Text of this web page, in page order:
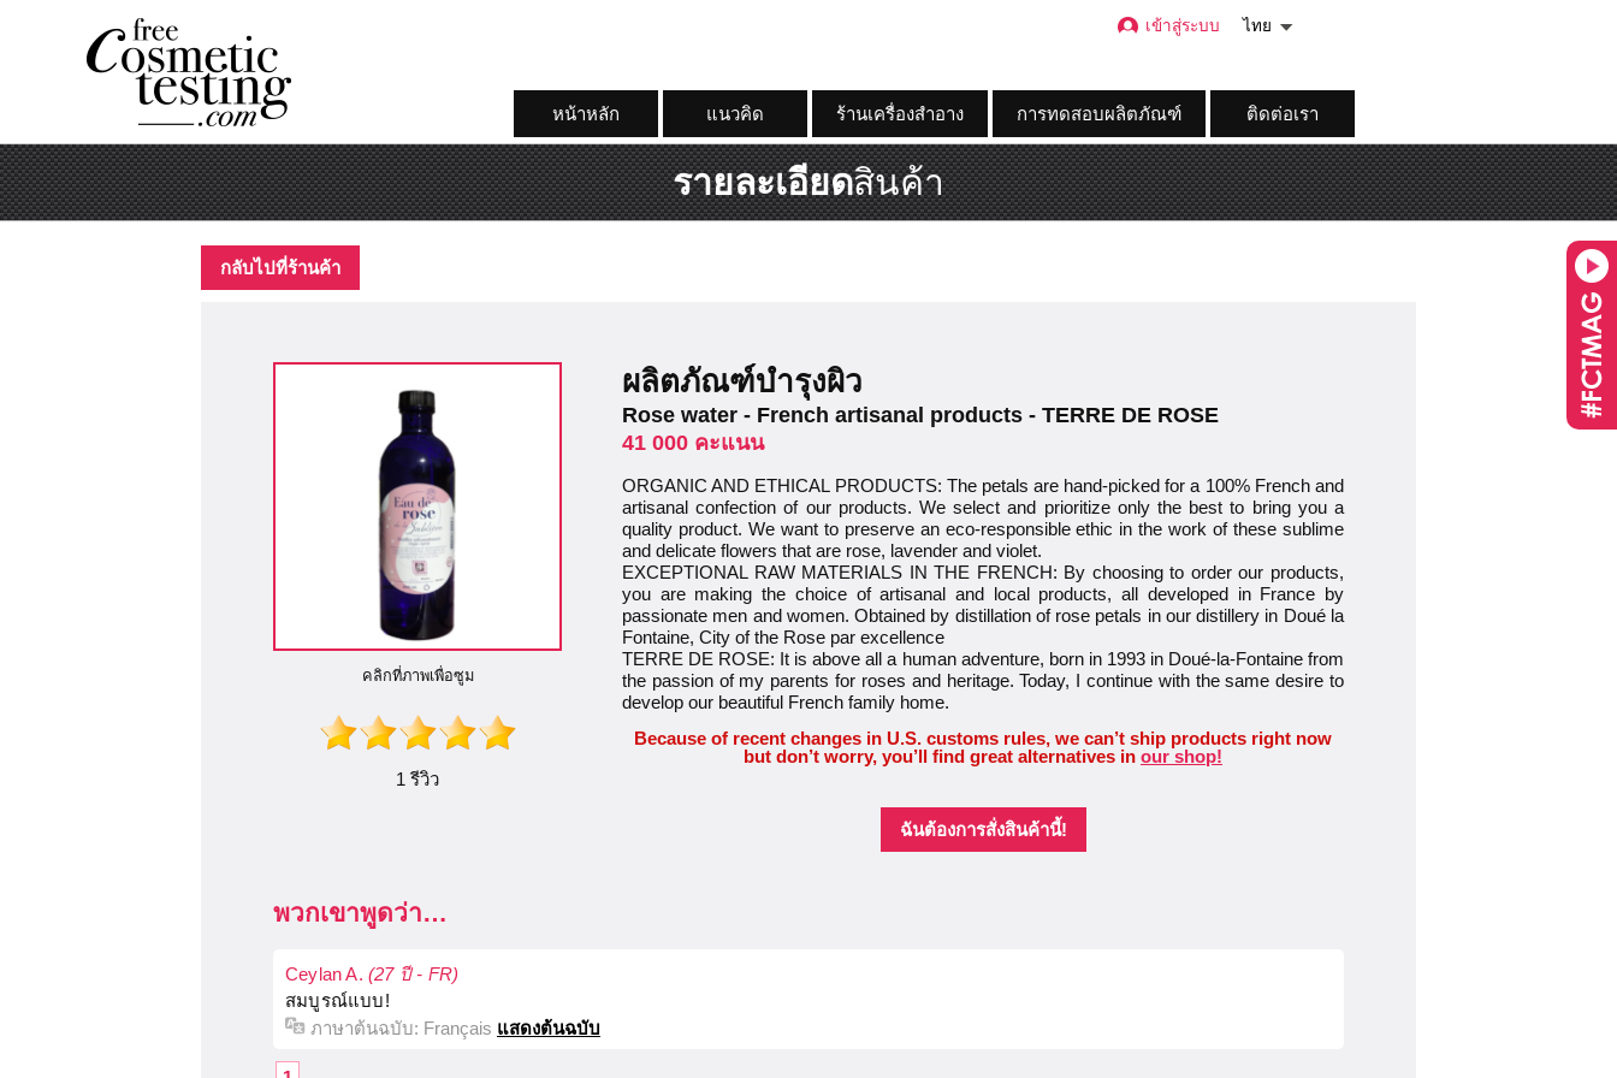
หน้าหลัก แนวคิด ร้านเครื่องสำอาง การทดสอบผลิตภัณฑ์ ติดต่อเรา
เข้าสู่ระบบ ไทย
รายละเอียดสินค้า
กลับไปที่ร้านค้า
คลิกที่ภาพเพื่อซูม
1 รีวิว
ผลิตภัณฑ์บำรุงผิว
Rose water - French artisanal products - TERRE DE ROSE
41 000 คะแนน
ORGANIC AND ETHICAL PRODUCTS: The petals are hand-picked for a 100% French and
artisanal confection of our products. We select and prioritize only the best to bring you a
quality product. We want to preserve an eco-responsible ethic in the work of these sublime
and delicate flowers that are rose, lavender and violet.
EXCEPTIONAL RAW MATERIALS IN THE FRENCH: By choosing to order our products,
you are making the choice of artisanal and local products, all developed in France by
passionate men and women. Obtained by distillation of rose petals in our distillery in Doué la
Fontaine, City of the Rose par excellence
TERRE DE ROSE: It is above all a human adventure, born in 1993 in Doué-la-Fontaine from
the passion of my parents for roses and heritage. Today, I continue with the same desire to
develop our beautiful French family home.
Because of recent changes in U.S. customs rules, we can’t ship products right now
but don’t worry, you’ll find great alternatives in our shop!
ฉันต้องการสั่งสินค้านี้!
พวกเขาพูดว่า…
Ceylan A. (27 ปี - FR)
สมบูรณ์แบบ!
ภาษาต้นฉบับ: Français แสดงต้นฉบับ